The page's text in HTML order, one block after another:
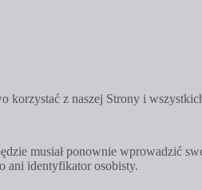
korzystać z naszej Strony i
musiał ponownie wprowadzić
ani identyfikator osobisty.